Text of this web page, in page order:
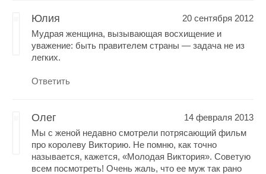
Юлия
20 сентября 2012
Мудрая женщина, вызывающая восхищение и
уважение: быть правителем страны — задача не из
легких.
Ответить
Олег
14 февраля 2013
Мы с женой недавно смотрели потрясающий фильм
про королеву Викторию. Не помню, как точно
называется, кажется, «Молодая Виктория». Советую
всем посмотреть! Очень жаль, что ее муж так рано